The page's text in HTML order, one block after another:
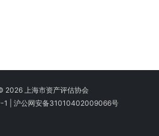
2026 上海市资产评估协会
1
沪公网安备31010402009066号